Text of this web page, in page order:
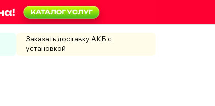
Заказать доставку АКБ с
установкой